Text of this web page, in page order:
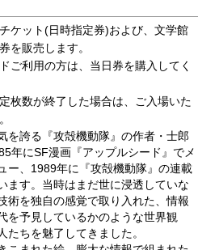
ケット(日時指定券)および、文学館
を販売します。
ご利用の方は、当日券を購入してく
枚数が終了した場合は、ご入場いた
を誇る『攻殻機動隊』の作者・士郎
年にSF漫画『アップルシード』でメ
ー、1989年に『攻殻機動隊』の連載
ます。当時はまだ世に浸透していな
術を独自の感覚で取り入れた、情報
を予見しているかのような世界観
たちを魅了してきました。